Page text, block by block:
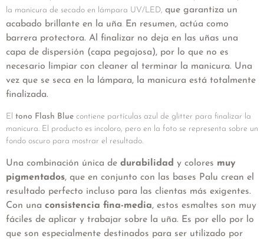
la manicura de secado en lámpara UV/LED, que garantiza un
acabado brillante en la uña. En resumen, actúa como
barrera protectora. Al finalizar no deja en las uñas una
capa de dispersión (capa pegajosa), por lo que no es
necesario limpiar con cleaner al terminar la manicura. Una
vez que se seca en la lámpara, la manicura está totalmente
finalizada.
El tono Flash Blue contiene partículas azul de glitter para finalizar la
manicura. El producto es incoloro, pero en la foto se representa sobre un
fondo oscuro para mostrar el resultado.
Una combinación única de durabilidad y colores muy
pigmentados, que en conjunto con las bases Palu crean el
resultado perfecto incluso para las clientas más exigentes.
Con una consistencia fina-media, estos esmaltes son muy
fáciles de aplicar y trabajar sobre la uña. Es por ello por lo
que son especialmente destinados para ser utilizado por